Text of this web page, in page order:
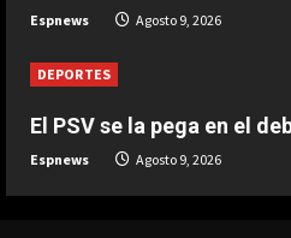
5 Agosto 9, 2026
Espnews Agosto 9, 2026
DEPORTES
El PSV se la pega en el
Espnews Agosto 9, 2026